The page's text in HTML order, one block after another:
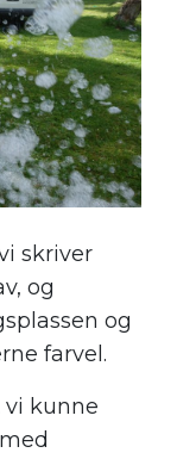
skriver
og
og
farvel.
vi kunne